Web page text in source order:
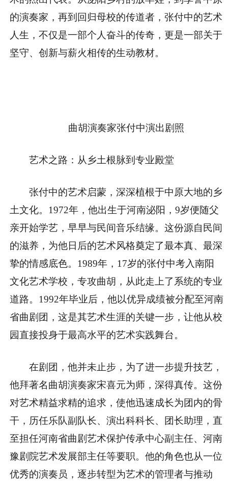
的演奏家，再到回归母校的传道者，张付中的艺术
人生，不仅是一部个人奋斗的传奇，更是一部关于
坚守、创新与薪火相传的生动教材。
曲胡演奏家张付中演出剧照
艺术之路：从乡土根脉到专业殿堂
张付中的艺术启蒙，深深植根于中原大地的乡
土文化。1972年，他出生于河南泌阳，9岁便随父
亲开始学艺，早早与民间音乐结缘。这份源自民间
的滋养，为他日后的艺术风格奠定了最本真、最深
挚的情感底色。1989年，17岁的张付中考入南阳
文化艺术学校，专攻曲胡，从此走上了系统的专业
道路。1992年毕业后，他以优异成绩被分配至河南
省曲剧团，这是其艺术生涯的关键一步，让他从校
园直接投身于最高水平的艺术实践舞台。
在剧团，他并未止步，为了进一步提升技艺，
他拜著名曲胡演奏家宋喜元为师，深得真传。这份
对艺术精益求精的追求，使他迅速成长为团内的骨
干，历任乐队副队长、演出科科长、团长助理，直
至担任河南省曲剧艺术保护传承中心副主任、河南
豫剧院艺术发展部主任等要职。他的角色也从一位
优秀的演奏员，逐步转型为艺术的管理者与推动